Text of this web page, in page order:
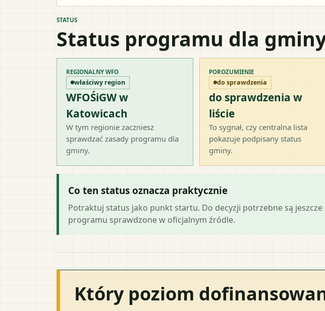
STATUS
Status programu dla
REGIONALNY WFO
właściwy region
WFOŚiGW w
Katowicach
W tym regionie zaczniesz
sprawdzać zasady programu dla
gminy.
POROZUMIENIE
do sprawdzenia
do sprawdzenia w
liście
To sygnał, czy centralna lista
pokazuje podpisany status
gminy.
Co ten status oznacza praktycznie
Potraktuj status jako punkt startu. Do decyzji potrzebne są
programu sprawdzone w oficjalnym źródle.
Który poziom